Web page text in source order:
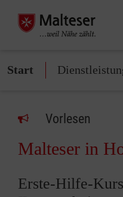
Start
Vorlesen
Malteser in
Erste-Hilfe-